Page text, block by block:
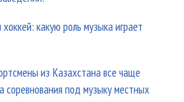
хоккей: какую роль музыка играет
из Казахстана все чаще
соревнования под музыку местных